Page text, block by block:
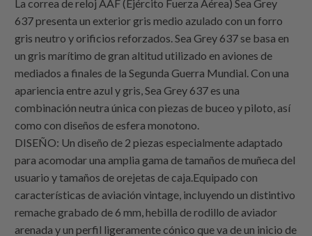
La correa de reloj AAF (Ejército Fuerza Aérea) Sea Grey
637 presenta un exterior gris medio azulado con un forro
gris neutro y orificios reforzados. Sea Grey 637 se basa en
un gris marítimo de gran altitud utilizado en aviones de
mediados a finales de la Segunda Guerra Mundial. Con una
apariencia entre azul y gris, Sea Grey 637 es una
combinación neutra única con piezas de buceo y piloto, así
como con diseños de esfera monotono.
DISEÑO: Un diseño de 2 piezas especialmente adaptado
para acomodar una amplia gama de tamaños de muñeca del
usuario y tamaños de orejetas de caja.Equipado con
características de aviación vintage, incluyendo un distintivo
remache grabado de 6 mm, hebilla de rodillo de aviador
arenada y un perfil ligeramente cónico que va de un inicio de